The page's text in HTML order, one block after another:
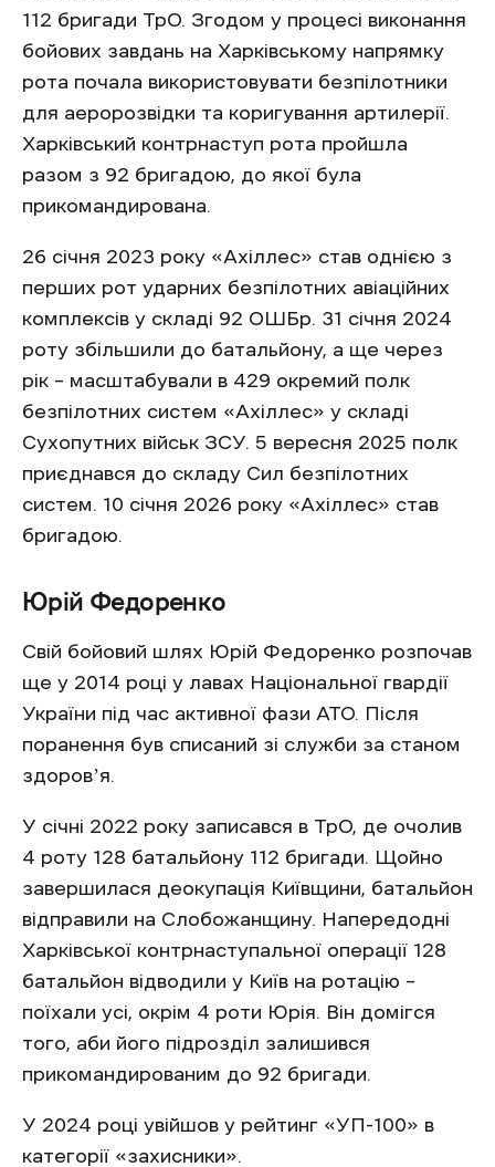
112 бригади ТрО. Згодом у процесі виконання
бойових завдань на Харківському напрямку
рота почала використовувати безпілотники
для аеророзвідки та коригування артилерії.
Харківський контрнаступ рота пройшла
разом з 92 бригадою, до якої була
прикомандирована.
26 січня 2023 року «Ахіллес» став однією з
перших рот ударних безпілотних авіаційних
комплексів у складі 92 ОШБр. 31 січня 2024
роту збільшили до батальйону, а ще через
рік – масштабували в 429 окремий полк
безпілотних систем «Ахіллес» у складі
Сухопутних військ ЗСУ. 5 вересня 2025 полк
приєднався до складу Сил безпілотних
систем. 10 січня 2026 року «Ахіллес» став
бригадою.
Юрій Федоренко
Свій бойовий шлях Юрій Федоренко розпочав
ще у 2014 році у лавах Національної гвардії
України під час активної фази АТО. Після
поранення був списаний зі служби за станом
здоровʼя.
У січні 2022 року записався в ТрО, де очолив
4 роту 128 батальйону 112 бригади. Щойно
завершилася деокупація Київщини, батальйон
відправили на Слобожанщину. Напередодні
Харківської контрнаступальної операції 128
батальйон відводили у Київ на ротацію –
поїхали усі, окрім 4 роти Юрія. Він домігся
того, аби його підрозділ залишився
прикомандированим до 92 бригади.
У 2024 році увійшов у рейтинг «УП-100» в
категорії «захисники».